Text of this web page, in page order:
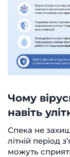
Чому
навіть
Спека не
літній період
можуть